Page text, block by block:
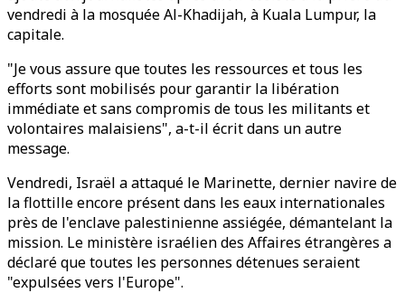
vendredi à la mosquée Al-Khadijah, à Kuala Lumpur, la
capitale.
"Je vous assure que toutes les ressources et tous les
efforts sont mobilisés pour garantir la libération
immédiate et sans compromis de tous les militants et
volontaires malaisiens", a-t-il écrit dans un autre
message.
Vendredi, Israël a attaqué le Marinette, dernier navire de
la flottille encore présent dans les eaux internationales
près de l'enclave palestinienne assiégée, démantelant la
mission. Le ministère israélien des Affaires étrangères a
déclaré que toutes les personnes détenues seraient
"expulsées vers l'Europe".